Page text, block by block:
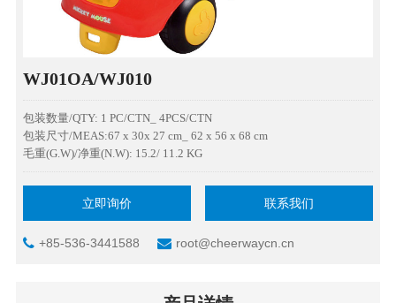
WJ01OA/WJ010
包装数量/QTY: 1 PC/CTN_ 4PCS/CTN
包装尺寸/MEAS:67 x 30x 27 cm_ 62 x 56 x 68 cm
毛重(G.W)/净重(N.W): 15.2/ 11.2 KG
立即询价 联系我们
+85-536-3441588 root@cheerwaycn.cn